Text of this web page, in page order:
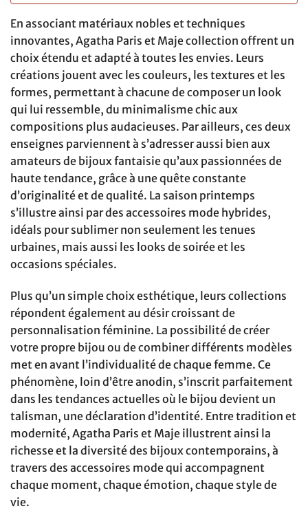
En associant matériaux nobles et techniques
innovantes, Agatha Paris et Maje collection offrent un
choix étendu et adapté à toutes les envies. Leurs
créations jouent avec les couleurs, les textures et les
formes, permettant à chacune de composer un look
qui lui ressemble, du minimalisme chic aux
compositions plus audacieuses. Par ailleurs, ces deux
enseignes parviennent à s’adresser aussi bien aux
amateurs de bijoux fantaisie qu’aux passionnées de
haute tendance, grâce à une quête constante
d’originalité et de qualité. La saison printemps
s’illustre ainsi par des accessoires mode hybrides,
idéals pour sublimer non seulement les tenues
urbaines, mais aussi les looks de soirée et les
occasions spéciales.
Plus qu’un simple choix esthétique, leurs collections
répondent également au désir croissant de
personnalisation féminine. La possibilité de créer
votre propre bijou ou de combiner différents modèles
met en avant l’individualité de chaque femme. Ce
phénomène, loin d’être anodin, s’inscrit parfaitement
dans les tendances actuelles où le bijou devient un
talisman, une déclaration d’identité. Entre tradition et
modernité, Agatha Paris et Maje illustrent ainsi la
richesse et la diversité des bijoux contemporains, à
travers des accessoires mode qui accompagnent
chaque moment, chaque émotion, chaque style de
vie.